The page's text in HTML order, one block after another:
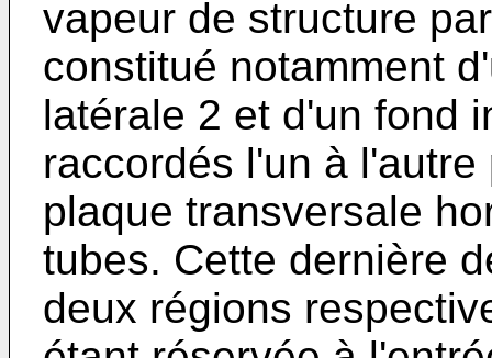
vapeur de structure
constitué notamment
latérale 2 et d'un fond
raccordés l'un à
plaque transversale
tubes. Cette dernière
deux régions